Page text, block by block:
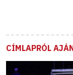
CÍMLAPRÓL